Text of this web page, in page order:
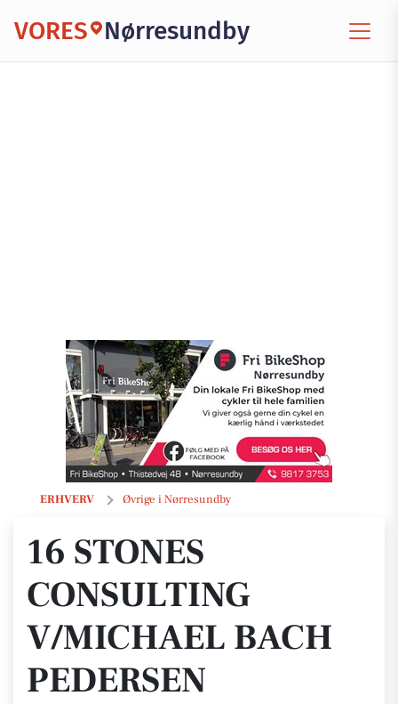
VORES Nørresundby
ERHVERV Øvrige i Nørresundby
16 Stones Consulting v/Michael Bach Pedersen
16 STONES
CONSULTING
V/MICHAEL BACH
PEDERSEN